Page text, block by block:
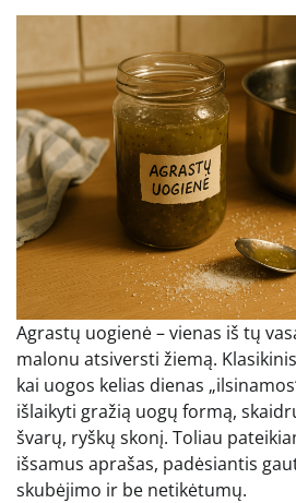
Agrastų uogienė – vienas iš tų
malonu atsiversti žiemą.
kai uogos kelias dienas
išlaikyti gražią uogų formą,
švarų, ryškų skonį. Toliau
išsamus aprašas, padėsiantis
skubėjimo ir be netikėtumų.